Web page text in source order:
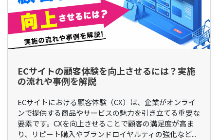
ECサイトの顧客体験を向上させるには？実施
の流れや事例を解説
ECサイトにおける顧客体験（CX）は、企業がオンライ
ンで提供する商品やサービスの魅力を引き立てる重要な
要素です。CXを向上させることで顧客の満足度が高ま
り、リピート購入やブランドロイヤルティの強化など...